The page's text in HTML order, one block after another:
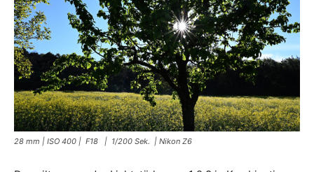
28 mm | ISO 400 | F18 | 1/200 Sek. | Nikon Z6